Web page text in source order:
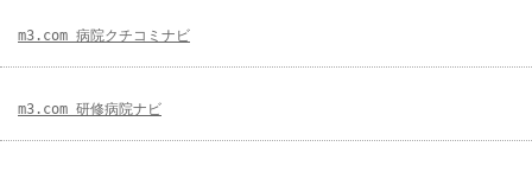
m3.com 病院クチコミナビ
m3.com 研修病院ナビ